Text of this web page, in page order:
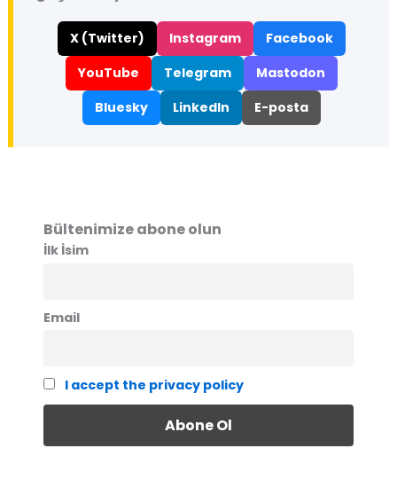
X (Twitter) Instagram
Facebook
YouTube
Telegram
Mastodon
Bluesky
LinkedIn E-posta
Bültenimize abone olun
İlk İsim
Email
I accept the privacy policy